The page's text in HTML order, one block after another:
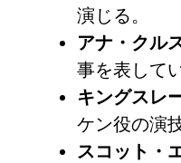
演じる。
アナ・クル
事を表して
キングスレ
ケン役の演
スコット・